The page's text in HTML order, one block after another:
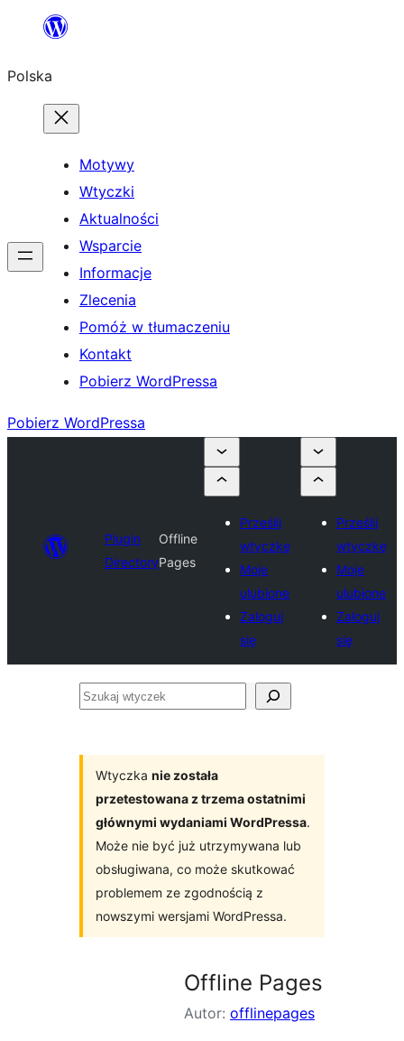
Przejdź
treści
Polska
Motywy
Wtyczki
Aktualności
Wsparcie
Informacje
Zlecenia
Pomóż w tłumaczeniu
Kontakt
Pobierz WordPressa
Pobierz WordPressa
Plugin
Directory
Offline
Pages
Prześlij
wtyczkę
Moje
ulubione
Zaloguj
się
Prześlij
wtyczkę
Moje
ulubione
Zaloguj
się
Szukaj
Wtyczka nie została
przetestowana z trzema ostatnimi
głównymi wydaniami WordPressa.
Może nie być już utrzymywana lub
obsługiwana, co może skutkować
problemem ze zgodnością z
nowszymi wersjami WordPressa.
Offline Pages
Autor: offlinepages